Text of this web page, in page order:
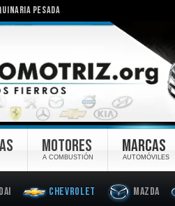
PESADA
MOTORES
A COMBUSTIÓN
MARCAS
AUTOMÓVILES
Chevrolet Mazda